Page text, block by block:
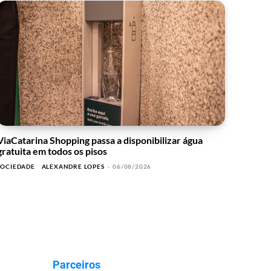
Shopping passa a disponibilizar água
em todos os pisos
ALEXANDRE LOPES - 06/08/2026
Parceiros